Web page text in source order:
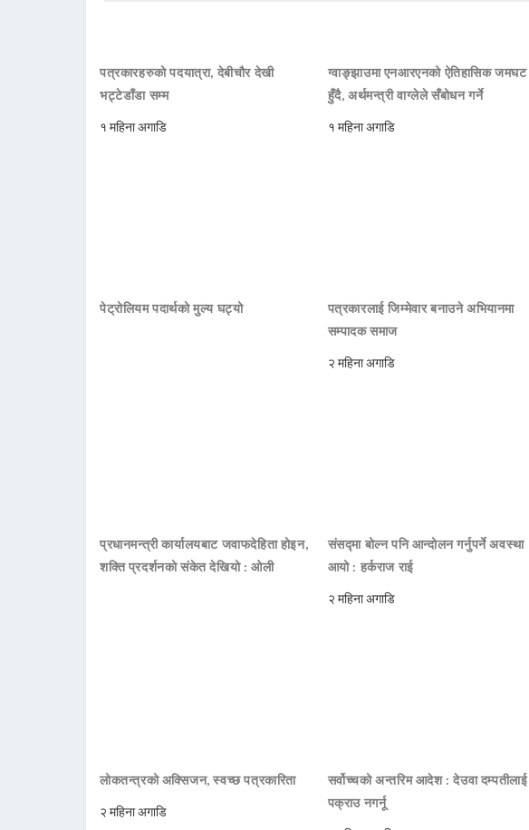
पत्रकारहरुको पदयात्रा, देबीचौर देखी
भट्टेडाँडा सम्म
१ महिना अगाडि
ग्वाङ्झाउमा एनआरएनको ऐतिहासिक जमघट
हुँदै, अर्थमन्त्री वाग्लेले सँबोधन गर्ने
१ महिना अगाडि
पेट्रोलियम पदार्थको मुल्य घट्यो
पत्रकारलाई जिम्मेवार बनाउने अभियानमा
सम्पादक समाज
२ महिना अगाडि
प्रधानमन्त्री कार्यालयबाट जवाफदेहिता होइन,
शक्ति प्रदर्शनको संकेत देखियो : ओली
संसद्मा बोल्न पनि आन्दोलन गर्नुपर्ने अवस्था
आयो : हर्कराज राई
२ महिना अगाडि
लोकतन्त्रको अक्सिजन, स्वच्छ पत्रकारिता
२ महिना अगाडि
सर्वोच्चको अन्तरिम आदेश : देउवा दम्पतीलाई
पक्राउ नगर्नू